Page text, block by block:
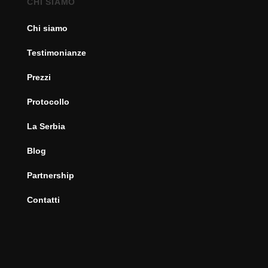
Chi siamo
Testimonianze
Prezzi
Protocollo
La Serbia
Blog
Partnership
Contatti